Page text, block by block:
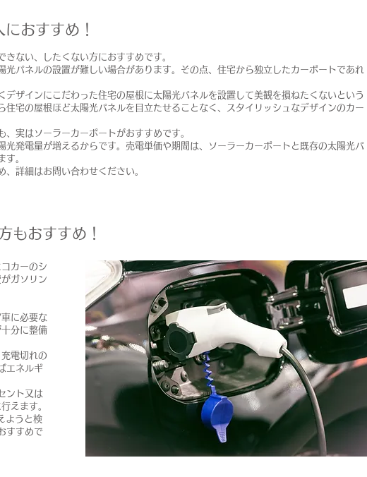
おすすめ！
ない、したくない方におすすめです。
パネルの設置が難しい場合があります。その点、住宅から独立したカーポートであれ
ザインにこだわった住宅の屋根に太陽光パネルを設置して美観を損ねたくないという
宅の屋根ほど太陽光パネルを目立たせることなく、スタイリッシュなデザインのカー
実はソーラーカーポートがおすすめです。
発電量が増えるからです。売電単価や期間は、ソーラーカーポートと既存の太陽光パ
す。
詳細はお問い合わせください。
もおすすめ！
カーのシ
ガソリン
に必要な
分に整備
電切れの
エネルギ
ント又は
えます。
ようと検
すすめで